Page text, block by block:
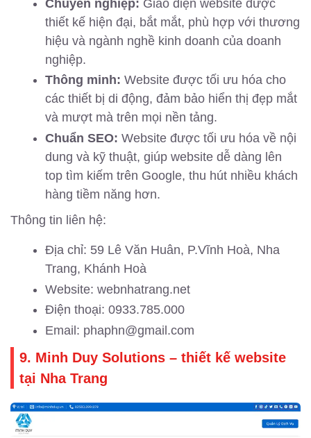
Chuyên nghiệp: Giao diện website được
thiết kế hiện đại, bắt mắt, phù hợp với thương
hiệu và ngành nghề kinh doanh của doanh
nghiệp.
Thông minh: Website được tối ưu hóa cho
các thiết bị di động, đảm bảo hiển thị đẹp mắt
và mượt mà trên mọi nền tảng.
Chuẩn SEO: Website được tối ưu hóa về nội
dung và kỹ thuật, giúp website dễ dàng lên
top tìm kiếm trên Google, thu hút nhiều khách
hàng tiềm năng hơn.
Thông tin liên hệ:
Địa chỉ: 59 Lê Văn Huân, P.Vĩnh Hoà, Nha
Trang, Khánh Hoà
Website: webnhatrang.net
Điện thoại: 0933.785.000
Email: phaphn@gmail.com
9. Minh Duy Solutions – thiết kế website
tại Nha Trang